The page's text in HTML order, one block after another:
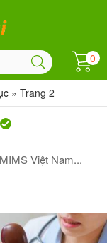
0
» Trang 2
Việt Nam...